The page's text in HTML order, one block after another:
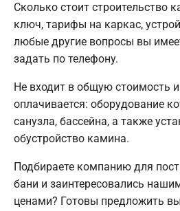
Сколько стоит строительство
ключ, тарифы на каркас,
любые другие вопросы вы
задать по телефону.
Не входит в общую стоимость
оплачивается: оборудование
санузла, бассейна, а также
обустройство камина.
Подбираете компанию для
бани и заинтересовались
ценами? Готовы предложить